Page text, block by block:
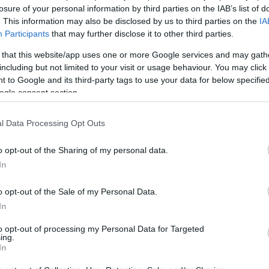
of your personal information by third parties on the IAB’s list of
This information may also be disclosed by us to third parties on the
Participants that may further disclose it to other third parties.
that this website/app uses one or more Google services and may
but not limited to your visit or usage behaviour. You may
to Google and its third-party tags to use your data for below
consent section.
Data Processing Opt Outs
opt-out of the Sharing of my personal data.
opt-out of the Sale of my Personal Data.
opt-out of processing my Personal Data for Targeted
ξοδεύουμε λιγότερα χρήματα, αλλά δεν καλύπτουμε
τις επιχειρησιακές ανάγκες, αλλά όλα τα
προσφορά και σίγουρα θα λείψουν από άλλους
και η δυνατή οικονομία είναι αυτή που
φρεγάτες, τότε κινδυνεύουμε σε λίγα χρόνια να μην
και να τις αντικαταστήσουμε, συνεπώς θα
πρέπει να αποφύγουμε. Το ΠΝ και οι Ένοπλες Δυνάμεις
στη λειτουργία τους. Δεν πρέπει πάντα την τελευταία
και πατέντες όπως οπλικά συστήματα χωρίς
το σπίτι μας, να φορτωθούμε δάνεια και να
θα ρισκάραμε έτσι το μέλλον μας και των παιδιών μας και
ένα FIAT που λειτουργεί θα μας πάει στη δουλειά μας,
συχνό επιχείρημα είναι ότι τα μικρά σκάφη θα έχουν
Είναι δυνατόν καινούργια σκάφη 1000 τόνων να
Flower πολέμαγαν χειμώνα στον αρκτικό κύκλο και τα
εξαιρετικής κακοκαιρίας πάλι θα έχει το ΠΝ
δύο και σε πολεμικές επιχειρήσεις ίσως δεν βγάλει
πέρα από φρεγάτες; Τα αρματαγωγά του θα είναι δεμένα
Εφ όσον μπορούμε να παρακολουθούμε τις κινήσεις
είναι η Ανατολική Μεσόγειος το κύριο ενδιαφέρον
ανατολικά της Ιταλίας εκτός από την Αδριατική και τη
η Ελλάδα πρέπει να έχει την πιο ισχυρή παρουσία εκεί.
ότι πρέπει να μπει σε μια κούρσα εξοπλισμών που δεν